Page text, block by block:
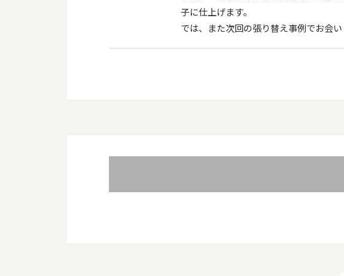
子に仕上げます。
では、また次回の張り替え事例でお会い